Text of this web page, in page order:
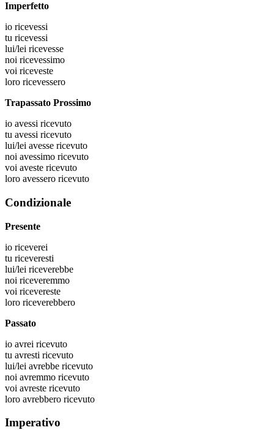
Imperfetto
io ricevessi
tu ricevessi
lui/lei ricevesse
noi ricevessimo
voi riceveste
loro ricevessero
Trapassato Prossimo
io avessi ricevuto
tu avessi ricevuto
lui/lei avesse ricevuto
noi avessimo ricevuto
voi aveste ricevuto
loro avessero ricevuto
Condizionale
Presente
io riceverei
tu riceveresti
lui/lei riceverebbe
noi riceveremmo
voi ricevereste
loro riceverebbero
Passato
io avrei ricevuto
tu avresti ricevuto
lui/lei avrebbe ricevuto
noi avremmo ricevuto
voi avreste ricevuto
loro avrebbero ricevuto
Imperativo